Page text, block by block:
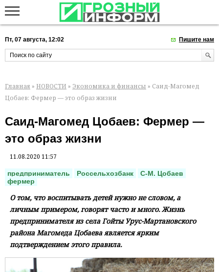
Пт, 07 августа, 12:02 Пишите нам
Главная » НОВОСТИ » Экономика и финансы » Саид-Магомед
Цобаев: Фермер — это образ жизни
Саид-Магомед Цобаев: Фермер —
это образ жизни
11.08.2020 11:57
предприниматель Россельхозбанк
С-М. Цобаев
фермер
О том, что воспитывать детей нужно не словом, а
личным примером, говорят часто и много. Жизнь
предпринимателя из села Гойты Урус-Мартановского
района Магомеда Цобаева является ярким
подтверждением этого правила.